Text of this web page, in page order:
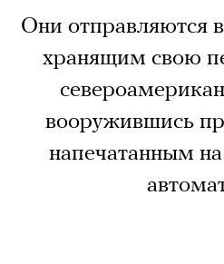
Они отправляются
хранящим свою
вооружившись
напечатанным